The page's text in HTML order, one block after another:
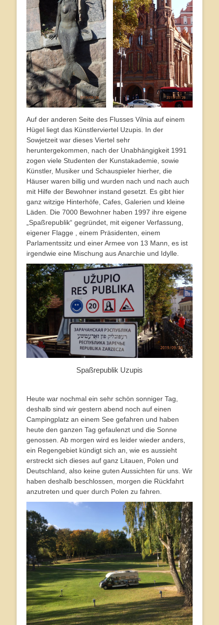
Auf der anderen Seite des Flusses Vilnia auf einem
Hügel liegt das Künstlerviertel Uzupis. In der
Sowjetzeit war dieses Viertel sehr
heruntergekommen, nach der Unabhängigkeit 1991
zogen viele Studenten der Kunstakademie, sowie
Künstler, Musiker und Schauspieler hierher, die
Häuser waren billig und wurden nach und nach auch
mit Hilfe der Bewohner instand gesetzt. Es gibt hier
ganz witzige Hinterhöfe, Cafes, Galerien und kleine
Läden. Die 7000 Bewohner haben 1997 ihre eigene
„Spaßrepublik“ gegründet, mit eigener Verfassung,
eigener Flagge , einem Präsidenten, einem
Parlamentssitz und einer Armee von 13 Mann, es ist
irgendwie eine Mischung aus Anarchie und Idylle.
Spaßrepublik Uzupis
Heute war nochmal ein sehr schön sonniger Tag,
deshalb sind wir gestern abend noch auf einen
Campingplatz an einem See gefahren und haben
heute den ganzen Tag gefaulenzt und die Sonne
genossen. Ab morgen wird es leider wieder anders,
ein Regengebiet kündigt sich an, wie es aussieht
erstreckt sich dieses auf ganz Litauen, Polen und
Deutschland, also keine guten Aussichten für uns. Wir
haben deshalb beschlossen, morgen die Rückfahrt
anzutreten und quer durch Polen zu fahren.